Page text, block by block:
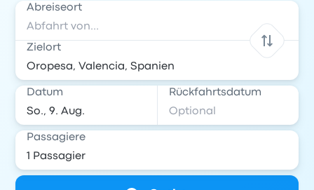
Abreiseort
Zielort
Datum Rückfahrtsdatum
Passagiere